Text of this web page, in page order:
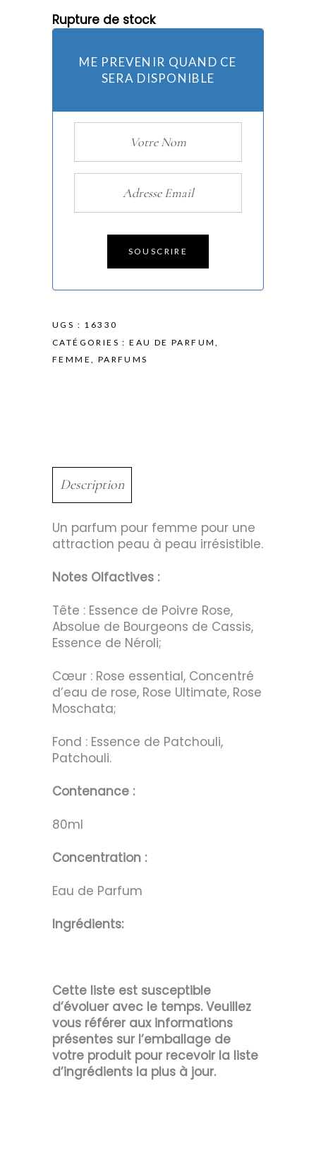
Rupture de stock
ME PREVENIR QUAND CE
SERA DISPONIBLE
SOUSCRIRE
UGS : 16330
CATÉGORIES :EAU DE PARFUM,
FEMME , PARFUMS
Description
Un parfum pour femme pour une
attraction peau à peau irrésistible.
Notes Olfactives :
Tête : Essence de Poivre Rose,
Absolue de Bourgeons de Cassis,
Essence de Néroli;
Cœur : Rose essential, Concentré
d’eau de rose, Rose Ultimate, Rose
Moschata;
Fond : Essence de Patchouli,
Patchouli.
Contenance :
80ml
Concentration :
Eau de Parfum
Ingrédients:
Cette liste est susceptible
d’évoluer avec le temps. Veuillez
vous référer aux informations
présentes sur l’emballage de
votre produit pour recevoir la liste
d’ingrédients la plus à jour.